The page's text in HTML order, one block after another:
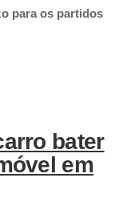
para os partidos
bater
em